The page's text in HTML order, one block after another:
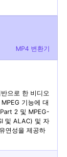
MP4 변환기
으로 한 비디오
기능에 대
2 및 MPEG-
및 ALAC) 및 자
연성을 제공하